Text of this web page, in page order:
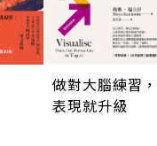
做對大腦練習，
表現就升級